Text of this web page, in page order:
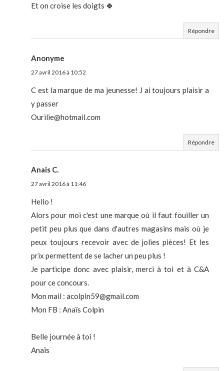
Et on croise les doigts 🍀
Répondre
Anonyme
27 avril 2016 à 10:52
C est la marque de ma jeunesse! J ai toujours plaisir a
y passer
Ourilie@hotmail.com
Répondre
Anais C.
27 avril 2016 à 11:46
Hello !
Alors pour moi c'est une marque où il faut fouiller un
petit peu plus que dans d'autres magasins mais où je
peux toujours recevoir avec de jolies pièces! Et les
prix permettent de se lacher un peu plus !
Je participe donc avec plaisir, merci à toi et à C&A
pour ce concours.
Mon mail : acolpin59@gmail.com
Mon FB : Anaïs Colpin
Belle journée à toi !
Anaïs